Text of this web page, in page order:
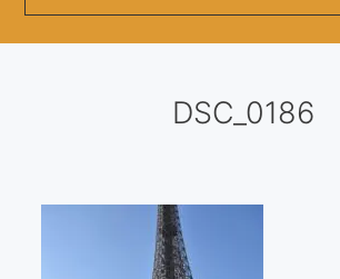
Visitas a los ateliers o talleres de artistas
DSC_0186